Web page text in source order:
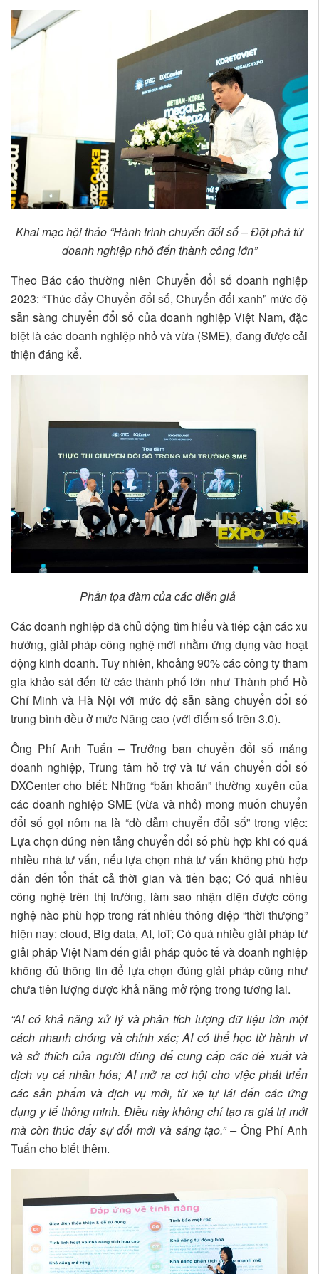
Khai mạc hội thảo “Hành trình chuyển đổi số – Đột phá từ
doanh nghiệp nhỏ đến thành công lớn”
Theo Báo cáo thường niên Chuyển đổi số doanh nghiệp
2023: “Thúc đẩy Chuyển đổi số, Chuyển đổi xanh” mức độ
sẵn sàng chuyển đổi số của doanh nghiệp Việt Nam, đặc
biệt là các doanh nghiệp nhỏ và vừa (SME), đang được cải
thiện đáng kể.
Phần tọa đàm của các diễn giả
Các doanh nghiệp đã chủ động tìm hiểu và tiếp cận các xu
hướng, giải pháp công nghệ mới nhằm ứng dụng vào hoạt
động kinh doanh. Tuy nhiên, khoảng 90% các công ty tham
gia khảo sát đến từ các thành phố lớn như Thành phố Hồ
Chí Minh và Hà Nội với mức độ sẵn sàng chuyển đổi số
trung bình đều ở mức Nâng cao (với điểm số trên 3.0).
Ông Phí Anh Tuấn – Trưởng ban chuyển đổi số mảng
doanh nghiệp, Trung tâm hỗ trợ và tư vấn chuyển đổi số
DXCenter cho biết: Những “băn khoăn” thường xuyên của
các doanh nghiệp SME (vừa và nhỏ) mong muốn chuyển
đổi số gọi nôm na là “dò dẫm chuyển đổi số” trong việc:
Lựa chọn đúng nền tảng chuyển đổi số phù hợp khi có quá
nhiều nhà tư vấn, nếu lựa chọn nhà tư vấn không phù hợp
dẫn đến tổn thất cả thời gian và tiền bạc; Có quá nhiều
công nghệ trên thị trường, làm sao nhận diện được công
nghệ nào phù hợp trong rất nhiều thông điệp “thời thượng”
hiện nay: cloud, Big data, AI, IoT; Có quá nhiều giải pháp từ
giải pháp Việt Nam đến giải pháp quôc tế và doanh nghiệp
không đủ thông tin để lựa chọn đúng giải pháp cũng như
chưa tiên lượng được khả năng mở rộng trong tương lai.
“AI có khả năng xử lý và phân tích lượng dữ liệu lớn một
cách nhanh chóng và chính xác; AI có thể học từ hành vi
và sở thích của người dùng để cung cấp các đề xuất và
dịch vụ cá nhân hóa; AI mở ra cơ hội cho việc phát triển
các sản phẩm và dịch vụ mới, từ xe tự lái đến các ứng
dụng y tế thông minh. Điều này không chỉ tạo ra giá trị mới
mà còn thúc đẩy sự đổi mới và sáng tạo.” – Ông Phí Anh
Tuấn cho biết thêm.